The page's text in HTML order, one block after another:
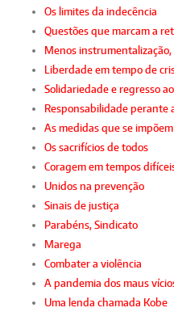
Os limites da indecência
Questões que marcam a
Menos instrumentalização,
Liberdade em tempo de
Solidariedade e regresso
Responsabilidade perante
As medidas que se impõem
Os sacrifícios de todos
Coragem em tempos
Unidos na prevenção
Sinais de justiça
Parabéns, Sindicato
Marega
Combater a violência
A pandemia dos maus
Uma lenda chamada Kobe